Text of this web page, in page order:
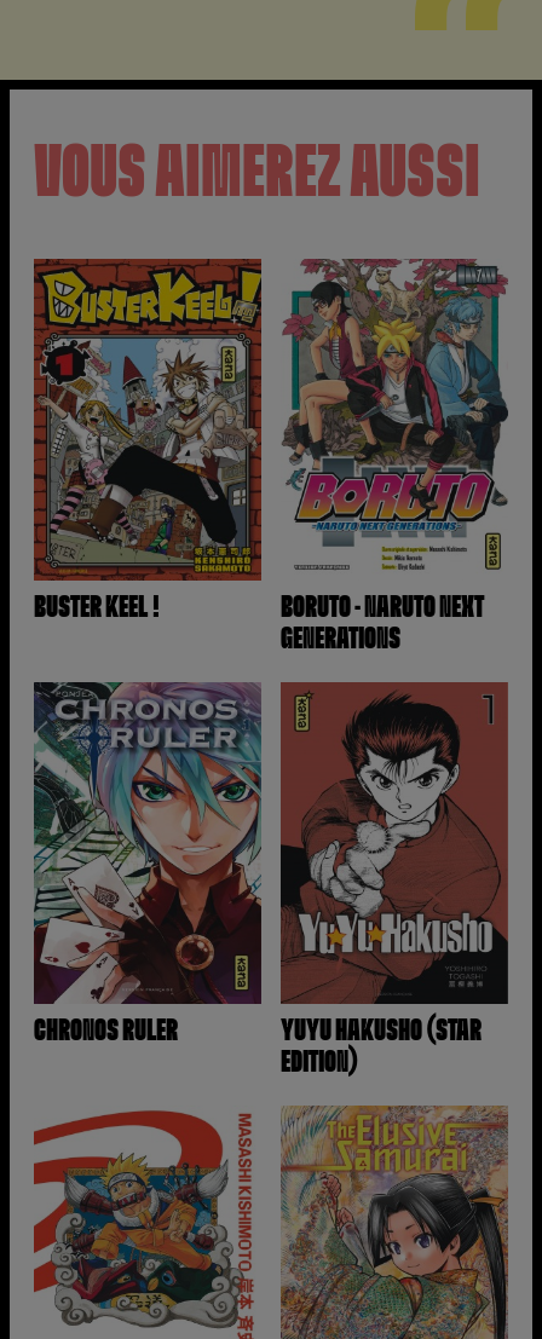
VOUS AIMEREZ AUSSI
BUSTER KEEL !
BORUTO - NARUTO NEXT
GENERATIONS
CHRONOS RULER
YUYU HAKUSHO (STAR
EDITION)